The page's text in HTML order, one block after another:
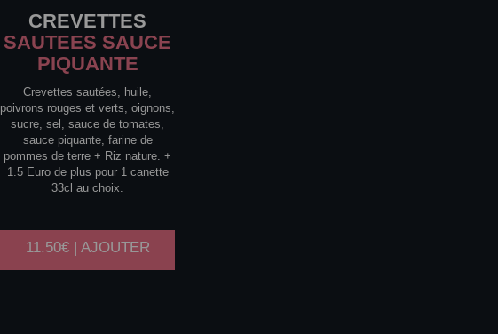
CREVETTES
SAUTEES SAUCE
PIQUANTE
Crevettes sautées, huile,
poivrons rouges et verts, oignons,
sucre, sel, sauce de tomates,
sauce piquante, farine de
pommes de terre + Riz nature. +
1.5 Euro de plus pour 1 canette
33cl au choix.
11.50€ | AJOUTER